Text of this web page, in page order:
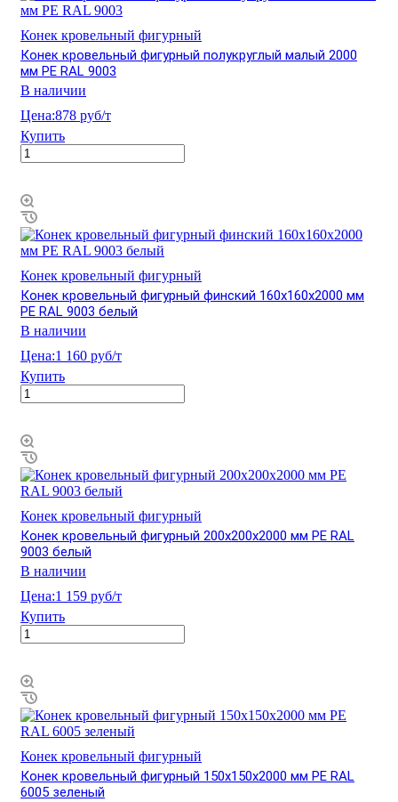
Конек кровельный фигурный
Конек кровельный фигурный полукруглый малый 2000
мм PE RAL 9003
В наличии
Цена:878 руб/т
Купить
Конек кровельный фигурный
Конек кровельный фигурный финский 160х160х2000 мм
PE RAL 9003 белый
В наличии
Цена:1 160 руб/т
Купить
Конек кровельный фигурный
Конек кровельный фигурный 200х200х2000 мм PE RAL
9003 белый
В наличии
Цена:1 159 руб/т
Купить
Конек кровельный фигурный
Конек кровельный фигурный 150х150х2000 мм PE RAL
6005 зеленый